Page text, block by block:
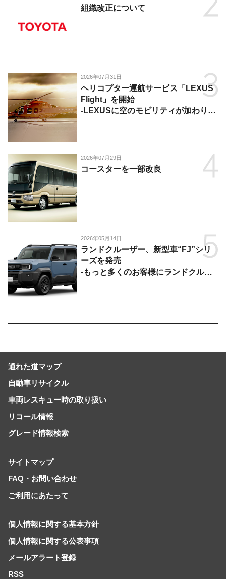
組織改正について
2026年07月31日
ヘリコプター運航サービス「LEXUS
Flight」を開始
-LEXUSに空のモビリティが加わり、
2026年07月29日
コースターを一部改良
2026年05月14日
ランドクルーザー、新型車“FJ”シリ
ーズを発売
-もっと多くのお客様にランドクルー
通れた道マップ
自動車リサイクル
車両レスキュー時の取り扱い
リコール情報
グレード情報検索
サイトマップ
FAQ・お問い合わせ
ご利用にあたって
個人情報に関する基本方針
個人情報に関する公表事項
メールアラート登録
RSS